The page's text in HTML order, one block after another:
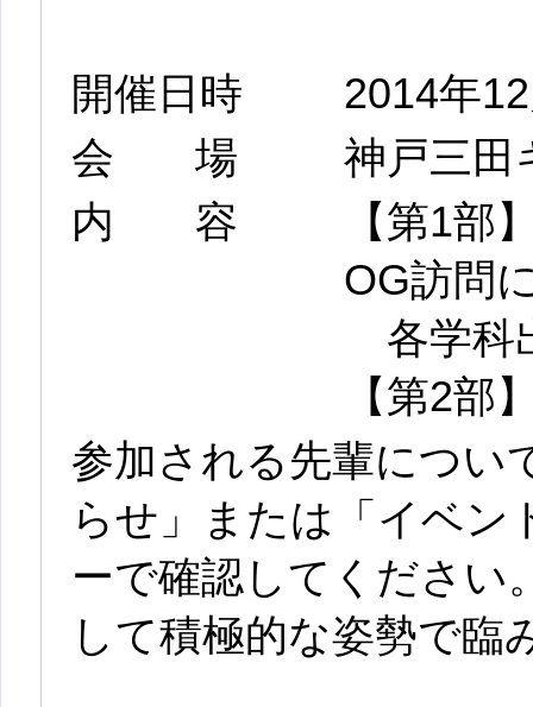
開催日時
2014年
会場
神戸三田
内容
【第1部
OG訪問
各学科
【第2部
参加される先輩につい
らせ」または「イベン
ーで確認してください
して積極的な姿勢で臨